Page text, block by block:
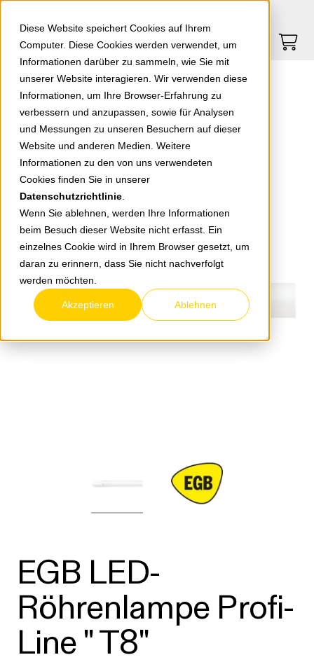
Diese Website speichert Cookies auf Ihrem
Computer. Diese Cookies werden verwendet, um
Informationen darüber zu sammeln, wie Sie mit
unserer Website interagieren. Wir verwenden diese
Informationen, um Ihre Browser-Erfahrung zu
verbessern und anzupassen, sowie für Analysen
und Messungen zu unseren Besuchern auf dieser
Website und anderen Medien. Weitere
Informationen zu den von uns verwendeten
Cookies finden Sie in unserer
Datenschutzrichtlinie
Wenn Sie ablehnen, werden Ihre Informationen
beim Besuch dieser Website nicht erfasst. Ein
einzelnes Cookie wird in Ihrem Browser gesetzt, um
daran zu erinnern, dass Sie nicht nachverfolgt
werden möchten.
Akzeptieren Ablehnen
Springe zu Hauptinhalt Springe zum Footer
0
EGB LED-Röhrenlampe Profi-Line " T8"
zurück zur Übersicht
EGB LED-
Röhrenlampe Profi-
Line " T8"